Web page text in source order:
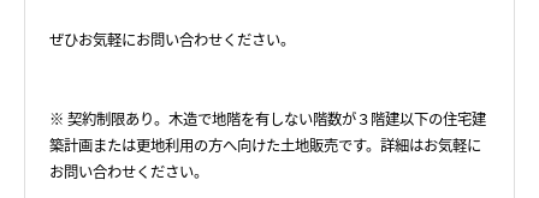
ぜひお気軽にお問い合わせください。
※ 契約制限あり。木造で地階を有しない階数が３階建以下の住宅建
築計画または更地利用の方へ向けた土地販売です。詳細はお気軽に
お問い合わせください。